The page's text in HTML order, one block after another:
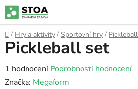
Přejít
na
obsah
Domů
/ Hry a aktivity / Sportovní hry / Pickleball
Pickleball set
Průměrné
hodnocení
1 hodnocení Podrobnosti hodnocení
Značka: Megaform